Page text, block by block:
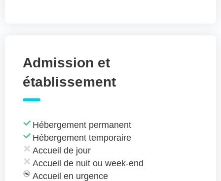
Admission et
établissement
Hébergement permanent
Hébergement temporaire
Accueil de jour
Accueil de nuit ou week-end
Accueil en urgence